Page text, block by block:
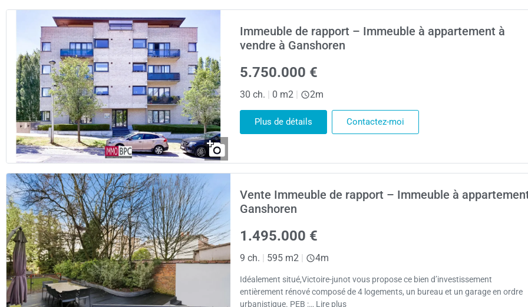
Immeuble de rapport – Immeuble à appartement à
vendre à Ganshoren
5.750.000 €
30 ch. | 0 m2 | 2m
Plus de détails Contactez-moi
Vente Immeuble de rapport – Immeuble à
Ganshoren
1.495.000 €
9 ch. | 595 m2 | 4m
Idéalement situé,Victoire-junot vous propose ce bien d’investissement
entièrement rénové composé de 4 logements, un bureau et un garage en ordre
urbanistique. PEB :… Lire plus